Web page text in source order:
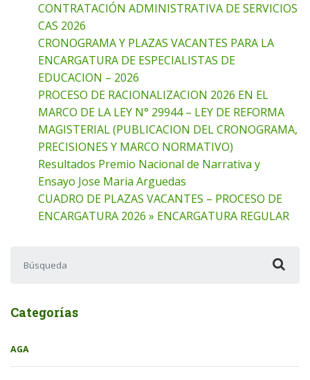
CONTRATACIÓN ADMINISTRATIVA DE SERVICIOS
CAS 2026
CRONOGRAMA Y PLAZAS VACANTES PARA LA
ENCARGATURA DE ESPECIALISTAS DE
EDUCACION – 2026
PROCESO DE RACIONALIZACION 2026 EN EL
MARCO DE LA LEY N° 29944 – LEY DE REFORMA
MAGISTERIAL (PUBLICACION DEL CRONOGRAMA,
PRECISIONES Y MARCO NORMATIVO)
Resultados Premio Nacional de Narrativa y
Ensayo Jose Maria Arguedas
CUADRO DE PLAZAS VACANTES – PROCESO DE
ENCARGATURA 2026 » ENCARGATURA REGULAR
Categorías
AGA